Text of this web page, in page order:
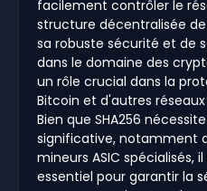
facilement contrôler le
structure décentralisée
sa robuste sécurité et de
dans le domaine des
un rôle crucial dans la
Bitcoin et d'autres
Bien que SHA256
significative, notamment
mineurs ASIC spécialisés,
essentiel pour garantir la